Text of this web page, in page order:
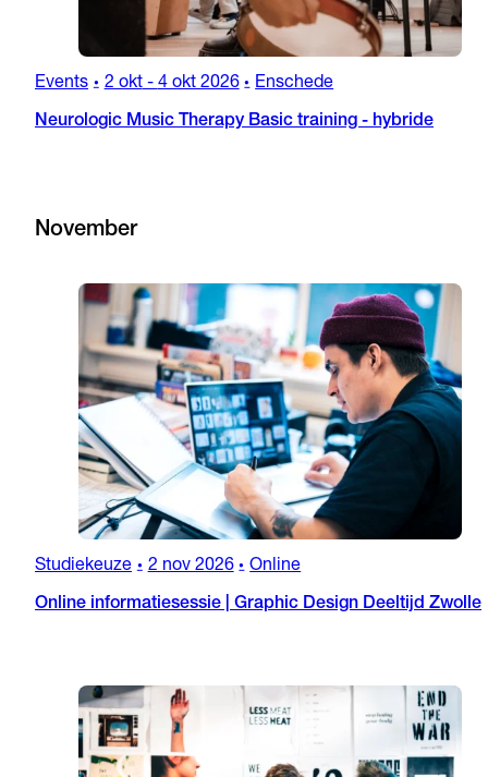
Events • 2 okt- 4 okt 2026 • Enschede
Neurologic Music Therapy Basic training - hybride
November
Studiekeuze • 2 nov 2026 • Online
Online informatiesessie | Graphic Design Deeltijd Zwolle